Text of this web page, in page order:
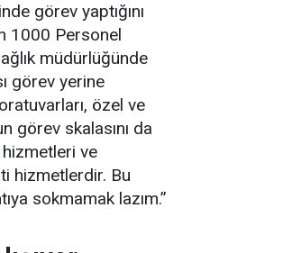
görev yaptığını
1000 Personel
müdürlüğünde
görev yerine
özel ve
görev skalasını da
ve
hizmetlerdir. Bu
sokmamak lazım.”